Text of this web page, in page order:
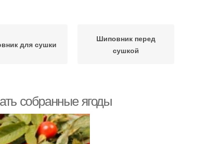
для сушки
Шиповник перед
сушкой
собранные ягоды